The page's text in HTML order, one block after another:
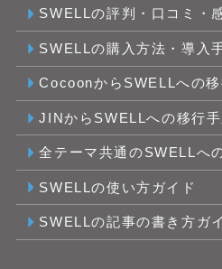
SWELLの評判・口コミ・
SWELLの購入方法・導入
CocoonからSWELLへの移
JINからSWELLへの移行手
全テーマ共通のSWELLへ
SWELLの使い方ガイド
SWELLの記事の書き方ガ